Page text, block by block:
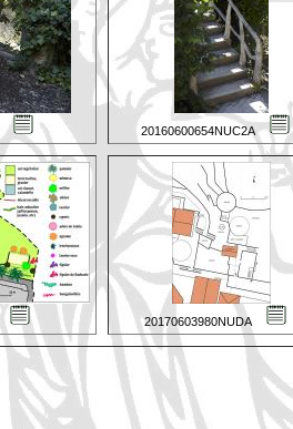
20160600654NUC2A
20170603980NUDA